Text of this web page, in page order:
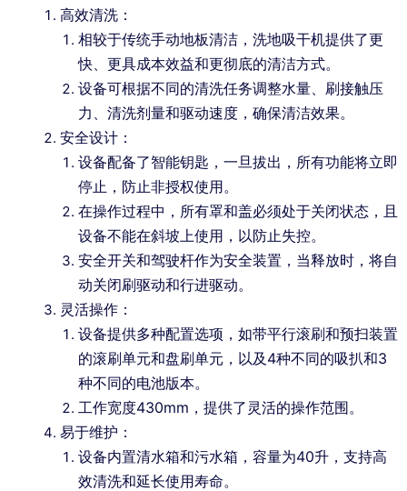
高效清洗：
相较于传统手动地板清洁，洗地吸干机提供了更
快、更具成本效益和更彻底的清洁方式。
设备可根据不同的清洗任务调整水量、刷接触压
力、清洗剂量和驱动速度，确保清洁效果。
安全设计：
设备配备了智能钥匙，一旦拔出，所有功能将立即
停止，防止非授权使用。
在操作过程中，所有罩和盖必须处于关闭状态，且
设备不能在斜坡上使用，以防止失控。
安全开关和驾驶杆作为安全装置，当释放时，将自
动关闭刷驱动和行进驱动。
灵活操作：
设备提供多种配置选项，如带平行滚刷和预扫装置
的滚刷单元和盘刷单元，以及4种不同的吸扒和3
种不同的电池版本。
工作宽度430mm，提供了灵活的操作范围。
易于维护：
设备内置清水箱和污水箱，容量为40升，支持高
效清洗和延长使用寿命。